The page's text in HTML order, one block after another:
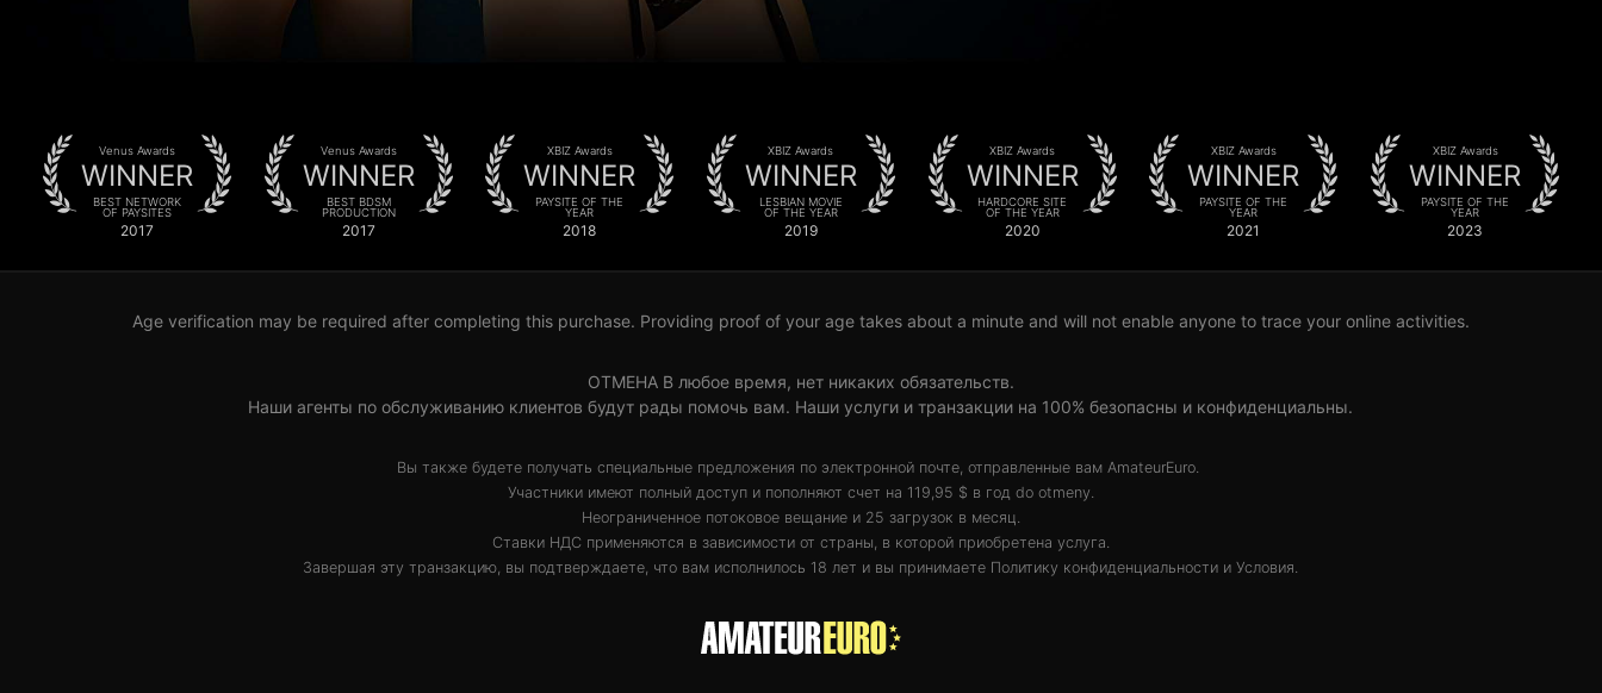
Venus Awards
WINNER
BEST NETWORK
OF PAYSITES
2017
Venus Awards
WINNER
BEST BDSM
PRODUCTION
2017
XBIZ Awards
WINNER
PAYSITE OF THE
YEAR
2018
XBIZ Awards
WINNER
LESBIAN MOVIE
OF THE YEAR
2019
XBIZ Awards
WINNER
HARDCORE SITE
OF THE YEAR
2020
XBIZ Awards
WINNER
PAYSITE OF THE
YEAR
2021
XBIZ Awards
WINNER
PAYSITE OF THE
YEAR
2023
Age verification may be required after completing this purchase. Providing proof of your age takes about a minute and will not enable anyone to trace your online activities.
ОТМЕНА В любое время, нет никаких обязательств.
Наши агенты по обслуживанию клиентов будут рады помочь вам. Наши услуги и транзакции на 100% безопасны и конфиденциальны.
Вы также будете получать специальные предложения по электронной почте, отправленные вам AmateurEuro.
Участники имеют полный доступ и пополняют счет на 119,95 $ в год do otmeny.
Неограниченное потоковое вещание и 25 загрузок в месяц.
Ставки НДС применяются в зависимости от страны, в которой приобретена услуга.
Завершая эту транзакцию, вы подтверждаете, что вам исполнилось 18 лет и вы принимаете Политику конфиденциальности иУсловия